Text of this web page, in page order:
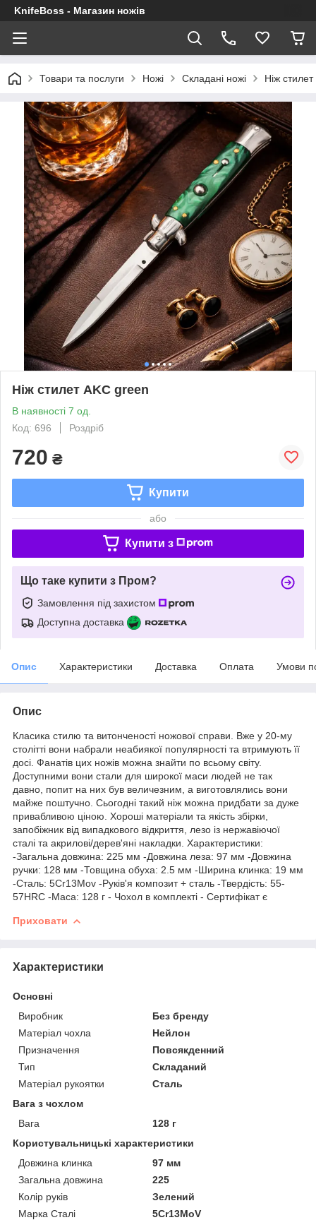
KnifeBoss - Магазин ножів
Товари та послуги Ножі Складані ножі Ніж
Ніж стилет AKC green
В наявності 7 од.
Код: 696
Роздріб
720 ₴
Купити
або
Купити з
Що таке купити з Пром?
Замовлення під захистом
Доступна доставка
Опис Характеристики Доставка Оплата Умови
Опис
Класика стилю та витонченості ножової справи. Вже у 20-му
столітті вони набрали неабиякої популярності та втримують її
досі. Фанатів цих ножів можна знайти по всьому світу.
Доступними вони стали для широкої маси людей не так
давно, попит на них був величезним, а виготовлялись вони
майже поштучно. Сьогодні такий ніж можна придбати за дуже
привабливою ціною. Хороші матеріали та якість збірки,
запобіжник від випадкового відкриття, лезо із нержавіючої
сталі та акрилові/дерев'яні накладки. Характеристики:
-Загальна довжина: 225 мм -Довжина леза: 97 мм -Довжина
ручки: 128 мм -Товщина обуха: 2.5 мм -Ширина клинка: 19 мм
-Сталь: 5Cr13Mov -Руків'я композит + сталь -Твердість: 55-
57HRC -Маса: 128 г - Чохол в комплекті - Сертифікат є
Приховати
Характеристики
Основні
Виробник
Без бренду
Матеріал чохла
Нейлон
Призначення
Повсякденний
Тип
Складаний
Матеріал рукоятки
Сталь
Вага з чохлом
Вага
128 г
Користувальницькі характеристики
Довжина клинка
97 мм
Загальна довжина
225
Колір руків
Зелений
Марка Сталі
5Cr13MoV